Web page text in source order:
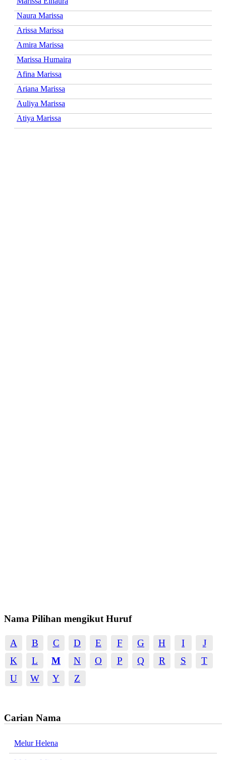
Naura Marissa
Arissa Marissa
Amira Marissa
Marissa Humaira
Afina Marissa
Ariana Marissa
Auliya Marissa
Atiya Marissa
Nama Pilihan mengikut Huruf
A B C D E F G H I
J
K
L M N O P Q R S
T
U
W Y Z
Carian Nama
Melur Helena